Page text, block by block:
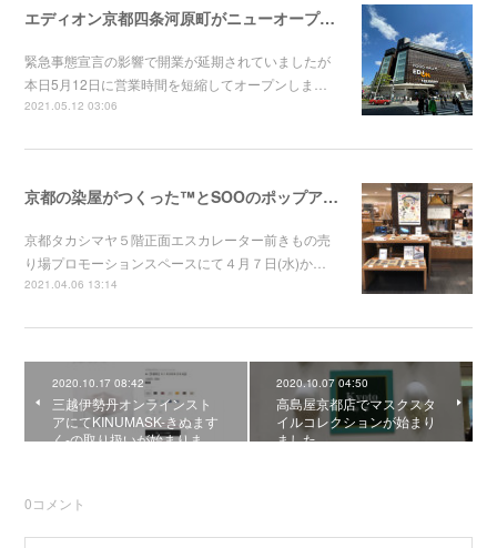
エディオン京都四条河原町がニューオープンしました！！
緊急事態宣言の影響で開業が延期されていましたが
本日5月12日に営業時間を短縮してオープンしま…
2021.05.12 03:06
京都の染屋がつくった™とSOOのポップアップが京都タカシマヤで明日からスタートです！！
京都タカシマヤ５階正面エスカレーター前きもの売
り場プロモーションスペースにて４月７日(水)か…
2021.04.06 13:14
2020.10.17 08:42
三越伊勢丹オンラインスト
アにてKINUMASK-きぬます
く-の取り扱いが始まりま…
2020.10.07 04:50
高島屋京都店でマスクスタ
イルコレクションが始まり
ました
0コメント